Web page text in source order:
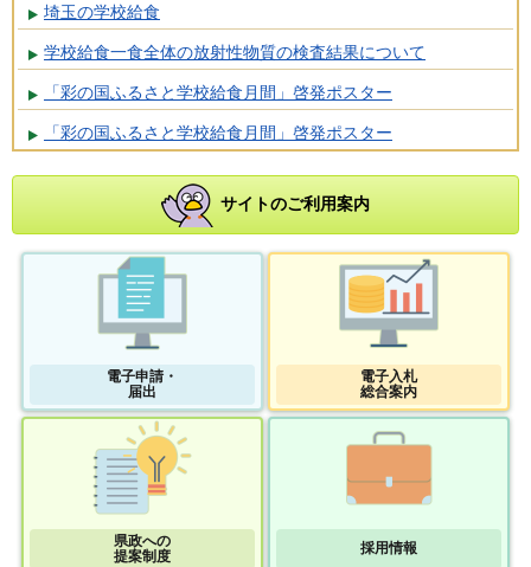
埼玉の学校給食
学校給食一食全体の放射性物質の検査結果について
「彩の国ふるさと学校給食月間」啓発ポスター
「彩の国ふるさと学校給食月間」啓発ポスター
サイトのご利用案内
電子申請・
届出
電子入札
総合案内
県政への
提案制度
採用情報